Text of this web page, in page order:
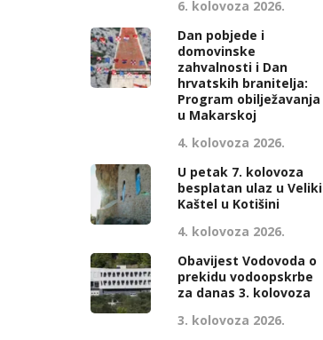
6. kolovoza 2026.
Dan pobjede i
domovinske
zahvalnosti i Dan
hrvatskih branitelja:
Program obilježavanja
u Makarskoj
4. kolovoza 2026.
U petak 7. kolovoza
besplatan ulaz u Veliki
Kaštel u Kotišini
4. kolovoza 2026.
Obavijest Vodovoda o
prekidu vodoopskrbe
za danas 3. kolovoza
3. kolovoza 2026.